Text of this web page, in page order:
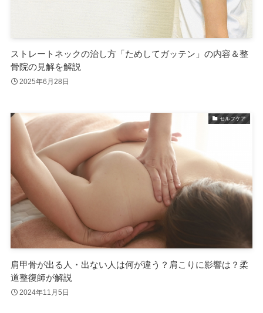
ストレートネックの治し方「ためしてガッテン」の内容＆整
骨院の見解を解説
2025年6月28日
セルフケア
肩甲骨が出る人・出ない人は何が違う？肩こりに影響は？柔
道整復師が解説
2024年11月5日